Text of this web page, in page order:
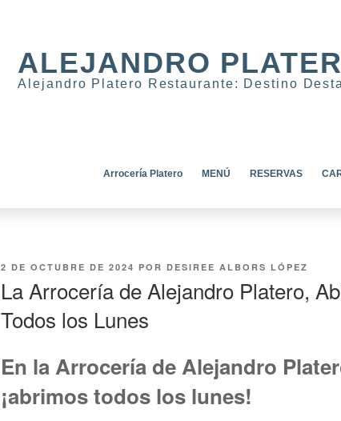
ALEJANDRO
Alejandro Platero Restaurante: Destino
Arrocería Platero MENÚ RESERVAS
2 DE OCTUBRE DE 2024 POR DESIREE ALBORS LÓPEZ
La Arrocería de Alejandro Platero,
Todos los Lunes
En la Arrocería de Alejandro
¡abrimos todos los lunes!